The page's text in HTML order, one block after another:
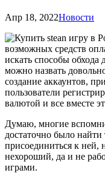
Апр 18, 2022Новости
возможных средств
искать способы
можно назвать
создание аккаунтов,
пользователи
валютой и все вместе
Думаю, многие
достаточно было найти
присоединиться к ней,
нехороший, да и не
играми.